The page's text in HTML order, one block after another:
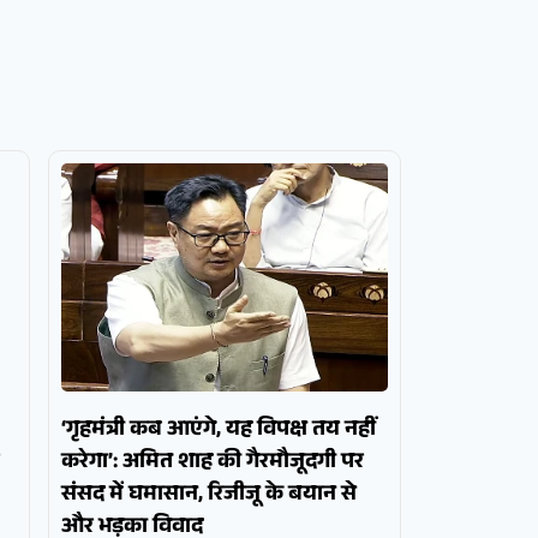
‘गृहमंत्री कब आएंगे, यह विपक्ष तय नहीं
करेगा’: अमित शाह की गैरमौजूदगी पर
संसद में घमासान, रिजीजू के बयान से
और भड़का विवाद